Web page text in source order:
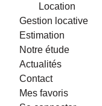
Location
Gestion locative
Estimation
Notre étude
Actualités
Contact
Mes favoris